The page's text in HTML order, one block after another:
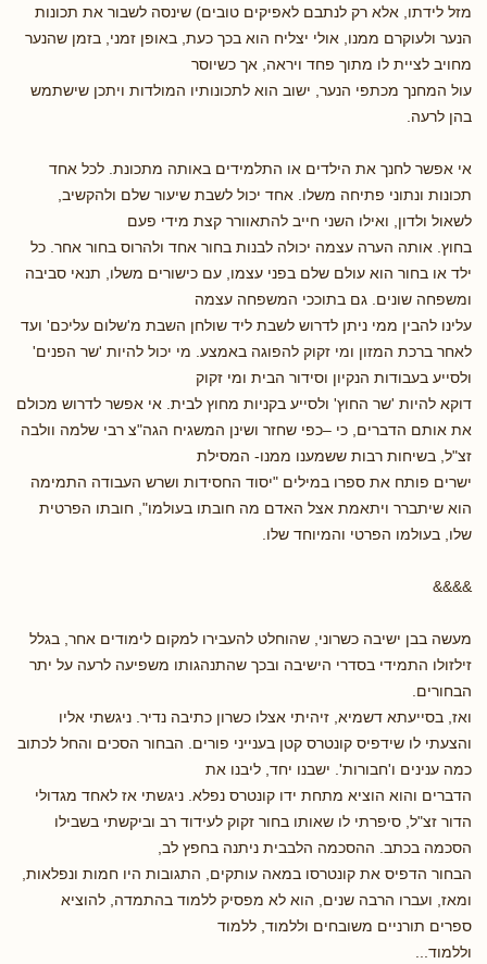
מזל לידתו, אלא רק לנתבם לאפיקים טובים) שינסה לשבור את תכונות
הנער ולעוקרם ממנו, אולי יצליח הוא בכך כעת, באופן זמני, בזמן שהנער
מחויב לציית לו מתוך פחד ויראה, אך כשיוסר
עול המחנך מכתפי הנער, ישוב הוא לתכונותיו המולדות ויתכן שישתמש
בהן לרעה.
אי אפשר לחנך את הילדים או התלמידים באותה מתכונת. לכל אחד
תכונות ונתוני פתיחה משלו. אחד יכול לשבת שיעור שלם ולהקשיב,
לשאול ולדון, ואילו השני חייב להתאוורר קצת מידי פעם
בחוץ. אותה הערה עצמה יכולה לבנות בחור אחד ולהרוס בחור אחר. כל
ילד או בחור הוא עולם שלם בפני עצמו, עם כישורים משלו, תנאי סביבה
ומשפחה שונים. גם בתוככי המשפחה עצמה
עלינו להבין ממי ניתן לדרוש לשבת ליד שולחן השבת מ'שלום עליכם' ועד
לאחר ברכת המזון ומי זקוק להפוגה באמצע. מי יכול להיות 'שר הפנים'
ולסייע בעבודות הנקיון וסידור הבית ומי זקוק
דוקא להיות 'שר החוץ' ולסייע בקניות מחוץ לבית. אי אפשר לדרוש מכולם
את אותם הדברים, כי –כפי שחזר ושינן המשגיח הגה"צ רבי שלמה וולבה
זצ"ל, בשיחות רבות ששמענו ממנו- המסילת
ישרים פותח את ספרו במילים "יסוד החסידות ושרש העבודה התמימה
הוא שיתברר ויתאמת אצל האדם מה חובתו בעולמו", חובתו הפרטית
שלו, בעולמו הפרטי והמיוחד שלו.
&&&&
מעשה בבן ישיבה כשרוני, שהוחלט להעבירו למקום לימודים אחר, בגלל
זילזולו התמידי בסדרי הישיבה ובכך שהתנהגותו משפיעה לרעה על יתר
הבחורים.
ואז, בסייעתא דשמיא, זיהיתי אצלו כשרון כתיבה נדיר. ניגשתי אליו
והצעתי לו שידפיס קונטרס קטן בענייני פורים. הבחור הסכים והחל לכתוב
כמה ענינים ו'חבורות'. ישבנו יחד, ליבנו את
הדברים והוא הוציא מתחת ידו קונטרס נפלא. ניגשתי אז לאחד מגדולי
הדור זצ"ל, סיפרתי לו שאותו בחור זקוק לעידוד רב וביקשתי בשבילו
הסכמה בכתב. ההסכמה הלבבית ניתנה בחפץ לב,
הבחור הדפיס את קונטרסו במאה עותקים, התגובות היו חמות ונפלאות,
ומאז, ועברו הרבה שנים, הוא לא מפסיק ללמוד בהתמדה, להוציא
ספרים תורניים משובחים וללמוד, ללמוד
וללמוד...